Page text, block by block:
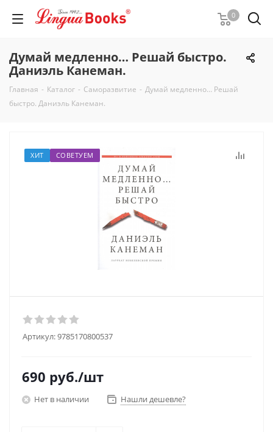
0
Думай медленно… Решай быстро.
Даниэль Канеман.
Главная - Каталог - Саморазвитие - Думай медленно… Решай
быстро. Даниэль Канеман.
ХИТ СОВЕТУЕМ
Артикул:9785170800537
690 руб./шт
Нет в наличии Нашли дешевле?